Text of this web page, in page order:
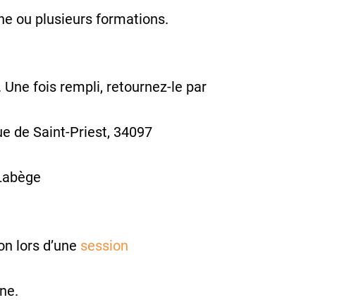
ou plusieurs formations.
fois rempli, retournez-le par
de Saint-Priest, 34097
lors d’une session